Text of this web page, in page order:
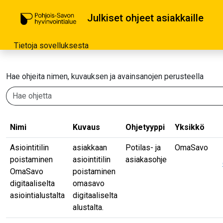
Julkiset ohjeet asiakkaille
Tietoja sovelluksesta
Hae ohjeita nimen, kuvauksen ja avainsanojen perusteella
Nimi Kuvaus Ohjetyyppi Yksikkö
Asiointitilin
poistaminen
OmaSavo
digitaaliselta
asiointialustalta
asiakkaan
asiointitilin
poistaminen
omasavo
digitaaliselta
alustalta.
Potilas- ja
asiakasohje
OmaSavo